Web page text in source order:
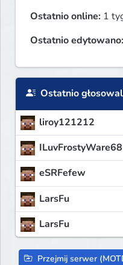
Ostatnio online: 1
Ostatnio edytowano:
Ostatnio
liroy121212
ILuvFrostyWare68
eSRFefew
LarsFu
LarsFu
Przejmij serwer